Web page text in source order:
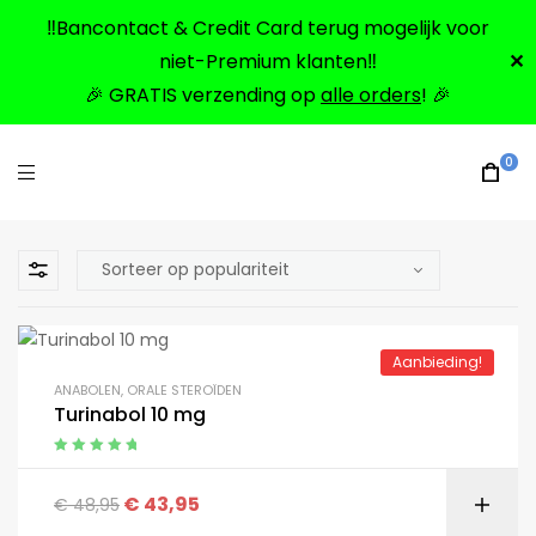
‼️Bancontact & Credit Card terug mogelijk voor
niet-Premium klanten‼️
🎉 GRATIS verzending opalle orders! 🎉
✕
0
Aanbieding!
ANABOLEN, ORALE STEROÏDEN
Turinabol 10 mg
€48,95 € 43,95